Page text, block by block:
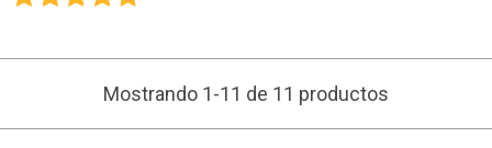
Mostrando 1-11 de 11 productos